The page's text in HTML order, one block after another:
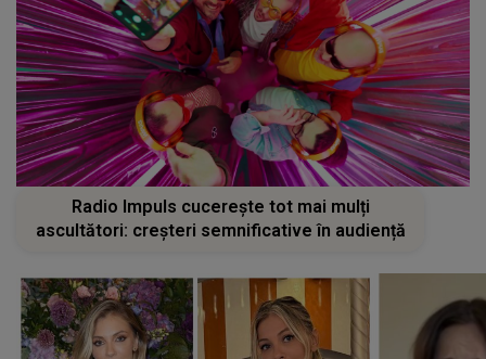
Radio Impuls cucerește tot mai mulți
ascultători: creșteri semnificative în audiență